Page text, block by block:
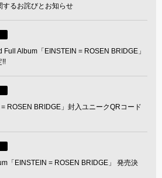
するお詫びとお知らせ
Album「EINSTEIN = ROSEN BRIDGE」
!!
ROSEN BRIDGE」封入ユニークQRコード
「EINSTEIN = ROSEN BRIDGE」 発売決